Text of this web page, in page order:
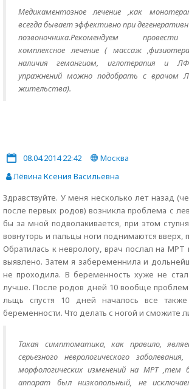
Медикаментозное лечение ,как
всегда бывает эффективно при
позвоночника.Рекомендуем
комплексное лечение ( массаж
наличия гемангиом, иглотерапия и
упражнений можно подобрать с врачом
жительства).
08.04.2014 22:42
Москва
Лёвина Ксения Васильевна
Здравствуйте. У меня несколько лет назад
после первых родов) возникла проблема с
бы за мной подволакивается, при этом
вовнуторь и пальцы ноги поднимаются вверх,
Обратилась к неврологу, врач послал на МРТ
выявлено. Затем я забеременнила и
не проходила. В беременность хуже не
лучше. После родов дней 10 вообще
льщь спустя 10 дней началось все
беременности. Что делать с ногой и сможите
Такая симптоматика, как правило,
серьезного неврологического
морфологических изменений на МРТ ,тем
аппарат был низкопольный, не